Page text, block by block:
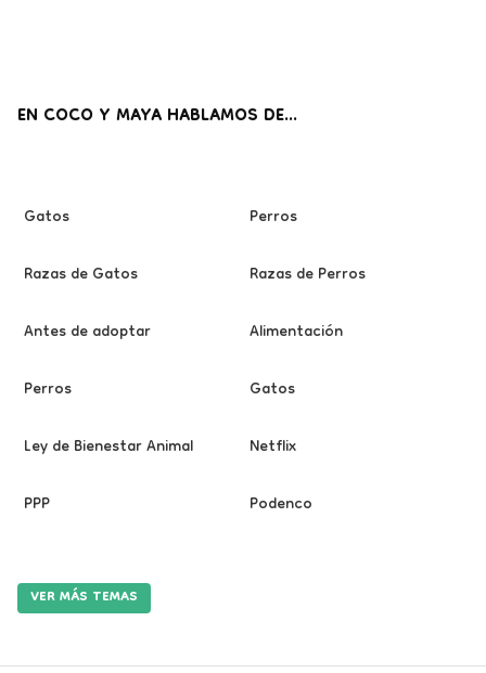
EN COCO Y MAYA HABLAMOS DE...
Gatos
Perros
Razas de Gatos
Razas de Perros
Antes de adoptar
Alimentación
Perros
Gatos
Ley de Bienestar Animal
Netflix
PPP
Podenco
VER MÁS TEMAS